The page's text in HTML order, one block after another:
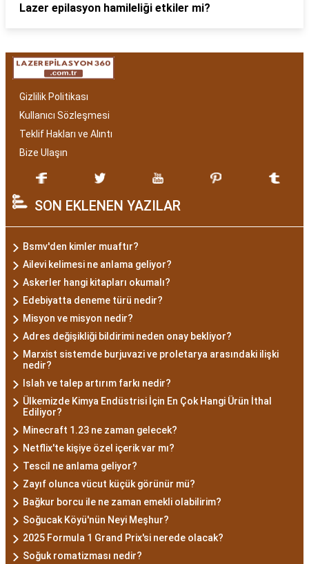
Lazer epilasyon hamileliği etkiler mi?
Gizlilik Politikası
Kullanıcı Sözleşmesi
Teklif Hakları ve Alıntı
Bize Ulaşın
SON EKLENEN YAZILAR
Bsmv'den kimler muaftır?
Ailevi kelimesi ne anlama geliyor?
Askerler hangi kitapları okumalı?
Edebiyatta deneme türü nedir?
Misyon ve misyon nedir?
Adres değişikliği bildirimi neden onay bekliyor?
Marxist sistemde burjuvazi ve proletarya arasındaki ilişki
nedir?
Islah ve talep artırım farkı nedir?
Ülkemizde Kimya Endüstrisi İçin En Çok Hangi Ürün İthal
Ediliyor?
Minecraft 1.23 ne zaman gelecek?
Netflix'te kişiye özel içerik var mı?
Tescil ne anlama geliyor?
Zayıf olunca vücut küçük görünür mü?
Bağkur borcu ile ne zaman emekli olabilirim?
Soğucak Köyü'nün Neyi Meşhur?
2025 Formula 1 Grand Prix'si nerede olacak?
Soğuk romatizması nedir?